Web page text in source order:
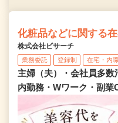
化粧品などに関する
株式会社ビサーチ
業務委託 登録制 在宅・内職
主婦（夫）・会社員多
内勤務・Wワーク・副